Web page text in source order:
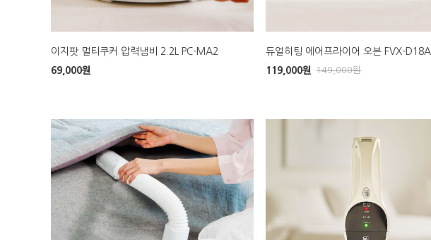
이지팟 멀티쿠커 압력냄비 2.2L PC-MA2
69,000원
듀얼히팅 에어프라이어 오븐 FVX-D18A
119,000원 149,000원